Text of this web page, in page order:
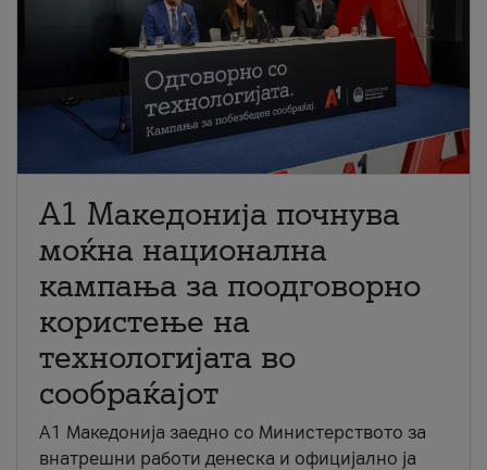
A1 Македонија почнува
моќна национална
кампања за поодговорно
користење на
технологијата во
сообраќајот
A1 Македонија заедно со Министерството за
внатрешни работи денеска и официјално ја